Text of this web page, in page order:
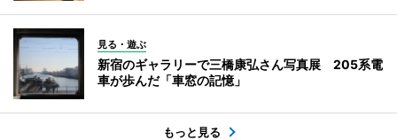
見る・遊ぶ
新宿のギャラリーで三橋康弘さん写真展 205系電
車が歩んだ「車窓の記憶」
もっと見る